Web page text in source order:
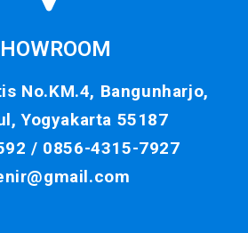
No.KM.4, Bangunharjo,
Yogyakarta 55187
/ 0856-4315-7927